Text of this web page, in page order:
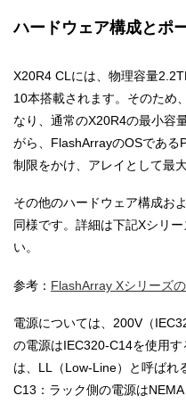
ハードウェア構成とポ
X20R4 CLには、物理容量
10本搭載されます。そのため
なり、通常のX20R4の最小容
がら、FlashArrayのOSである
制限をかけ、アレイとして最
その他のハードウェア構成お
同様です。詳細は下記Xシリ
い。
参考： FlashArray Xシリーズ
電源については、200V（
の電源はIEC320-C14を使用
は、LL（Low-Line）と呼ば
C13：ラック側の電源は